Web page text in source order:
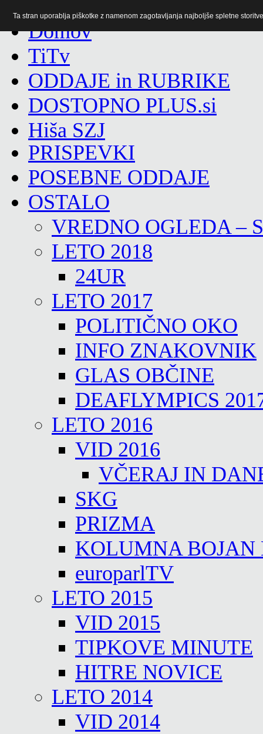
TiTv
ODDAJE in RUBRIKE
DOSTOPNO PLUS.si
Hiša SZJ
PRISPEVKI
POSEBNE ODDAJE
OSTALO
VREDNO OGLEDA –
LETO 2018
24UR
LETO 2017
POLITIČNO OKO
INFO ZNAKOVNIK
GLAS OBČINE
DEAFLYMPICS
LETO 2016
VID 2016
VČERAJ IN
SKG
PRIZMA
KOLUMNA BOJAN
europarlTV
LETO 2015
VID 2015
TIPKOVE MINUTE
HITRE NOVICE
LETO 2014
VID 2014
Ta stran uporablja piškotke z namenom zagotavljanja najboljše spletne